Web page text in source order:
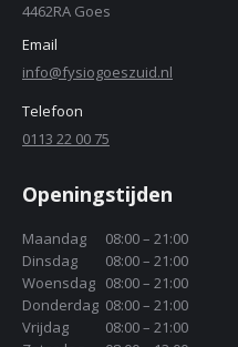
4462RA Goes
Email
info@fysiogoeszuid.nl
Telefoon
0113 22 00 75
Openingstijden
Maandag
08:00 – 21:00
Dinsdag
08:00 – 21:00
Woensdag 08:00 – 21:00
Donderdag 08:00 – 21:00
Vrijdag
08:00 – 21:00